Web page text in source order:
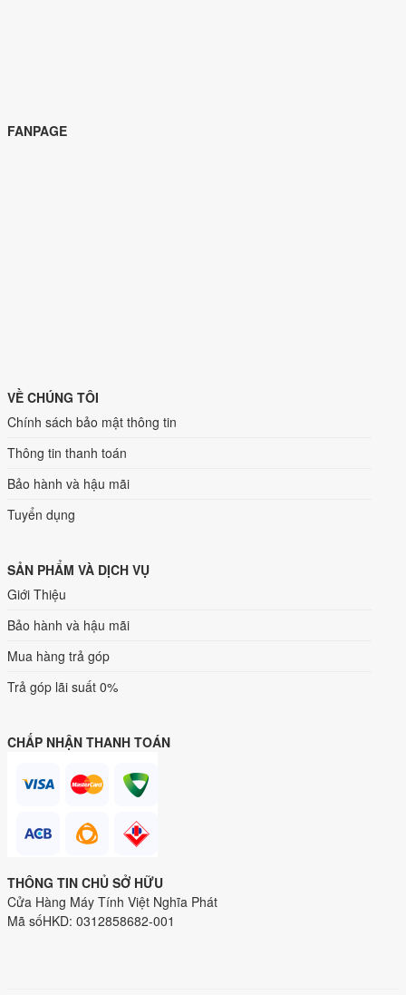
FANPAGE
VỀ CHÚNG TÔI
Chính sách bảo mật thông tin
Thông tin thanh toán
Bảo hành và hậu mãi
Tuyển dụng
SẢN PHẨM VÀ DỊCH VỤ
Giới Thiệu
Bảo hành và hậu mãi
Mua hàng trả góp
Trả góp lãi suất 0%
CHẤP NHẬN THANH TOÁN
THÔNG TIN CHỦ SỞ HỮU
Cửa Hàng Máy Tính Việt Nghĩa Phát
Mã sốHKD: 0312858682-001